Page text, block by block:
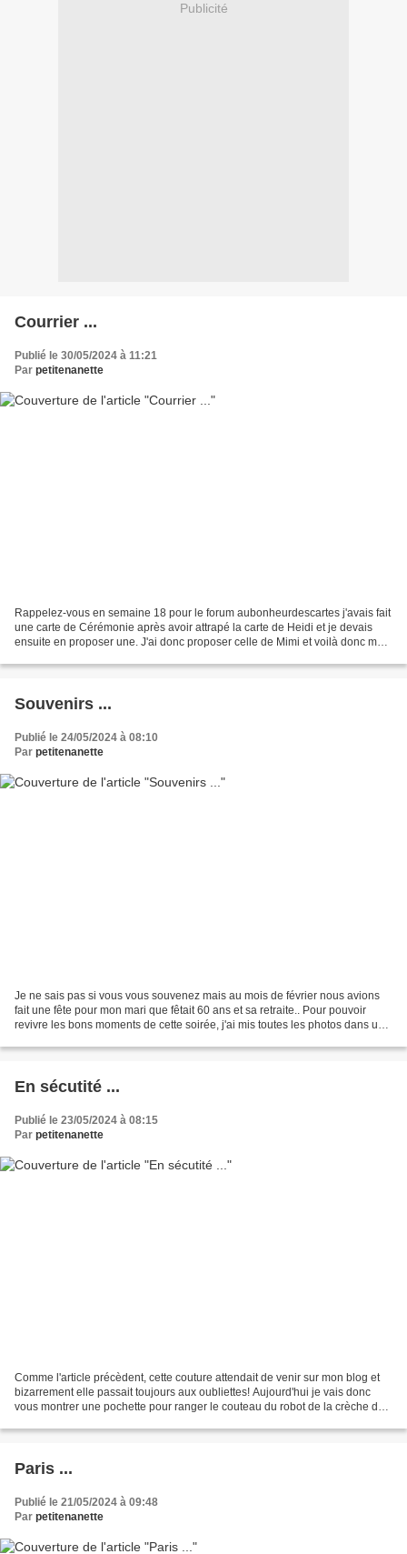
Publicité
Courrier ...
Publié le 30/05/2024 à 11:21
Par petitenanette
Rappelez-vous en semaine 18 pour le forum aubonheurdescartes j'avais fait
une carte de Cérémonie après avoir attrapé la carte de Heidi et je devais
ensuite en proposer une. J'ai donc proposer celle de Mimi et voilà donc ma
Souvenirs ...
Publié le 24/05/2024 à 08:10
Par petitenanette
Je ne sais pas si vous vous souvenez mais au mois de février nous avions
fait une fête pour mon mari que fêtait 60 ans et sa retraite.. Pour pouvoir
revivre les bons moments de cette soirée, j'ai mis toutes les photos dans un
En sécutité ...
Publié le 23/05/2024 à 08:15
Par petitenanette
Comme l'article précèdent, cette couture attendait de venir sur mon blog et
bizarrement elle passait toujours aux oubliettes! Aujourd'hui je vais donc
vous montrer une pochette pour ranger le couteau du robot de la crèche de
Paris ...
Publié le 21/05/2024 à 09:48
Par petitenanette